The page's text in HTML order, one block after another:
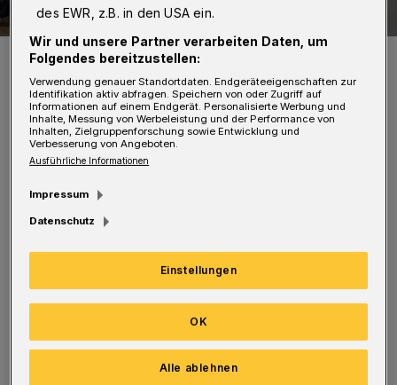
Das Sondermodell in den historischen Farben.
D ie Schwebebahn im orange-blauen
Design gefällt mir sehr gut. Ich wäre
Farben erhalten würde!
Gerhard von Benckendorff
Wuppertaler (bis 1988), derzeit wohnhaft
des EWR, z.B. in den USA ein.
Wir und unsere Partner verarbeiten Daten, um
Folgendes bereitzustellen:
Verwendung genauer Standortdaten. Endgeräteeigenschaften zur
Identifikation aktiv abfragen. Speichern von oder Zugriff auf
Informationen auf einem Endgerät. Personalisierte Werbung und
Inhalte, Messung von Werbeleistung und der Performance von
Inhalten, Zielgruppenforschung sowie Entwicklung und
Verbesserung von Angeboten.
Ausführliche Informationen
Impressum
Datenschutz
Einstellungen
Alle ablehnen
OK